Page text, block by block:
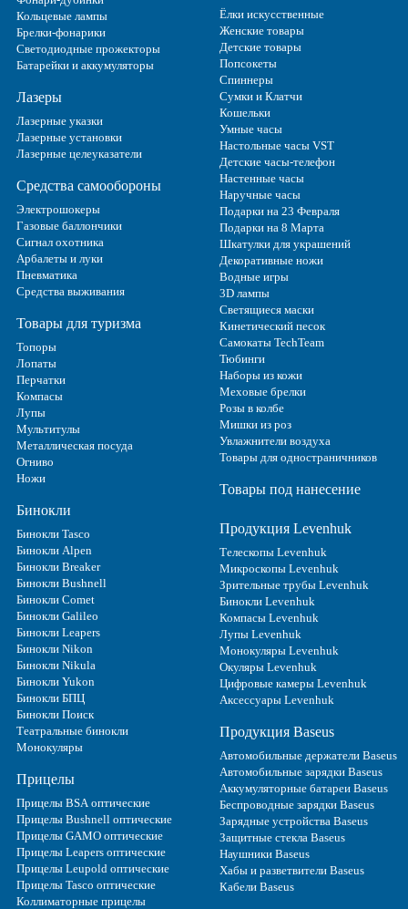
Кольцевые лампы
Брелки-фонарики
Светодиодные прожекторы
Батарейки и аккумуляторы
Лазеры
Лазерные указки
Лазерные установки
Лазерные целеуказатели
Средства самообороны
Электрошокеры
Газовые баллончики
Сигнал охотника
Арбалеты и луки
Пневматика
Средства выживания
Товары для туризма
Топоры
Лопаты
Перчатки
Компасы
Лупы
Мультитулы
Металлическая посуда
Огниво
Ножи
Бинокли
Бинокли Tasco
Бинокли Alpen
Бинокли Breaker
Бинокли Bushnell
Бинокли Comet
Бинокли Galileo
Бинокли Leapers
Бинокли Nikon
Бинокли Nikula
Бинокли Yukon
Бинокли БПЦ
Бинокли Поиск
Театральные бинокли
Монокуляры
Прицелы
Прицелы BSA оптические
Прицелы Bushnell оптические
Прицелы GAMO оптические
Прицелы Leapers оптические
Прицелы Leupold оптические
Прицелы Tasco оптические
Коллиматорные прицелы
Ёлки искусственные
Женские товары
Детские товары
Попсокеты
Спиннеры
Сумки и Клатчи
Кошельки
Умные часы
Настольные часы VST
Детские часы-телефон
Настенные часы
Наручные часы
Подарки на 23 Февраля
Подарки на 8 Марта
Шкатулки для украшений
Декоративные ножи
Водные игры
3D лампы
Светящиеся маски
Кинетический песок
Самокаты TechTeam
Тюбинги
Наборы из кожи
Меховые брелки
Розы в колбе
Мишки из роз
Увлажнители воздуха
Товары для одностраничников
Товары под нанесение
Продукция Levenhuk
Телескопы Levenhuk
Микроскопы Levenhuk
Зрительные трубы Levenhuk
Бинокли Levenhuk
Компасы Levenhuk
Лупы Levenhuk
Монокуляры Levenhuk
Окуляры Levenhuk
Цифровые камеры Levenhuk
Аксессуары Levenhuk
Продукция Baseus
Автомобильные держатели Baseus
Автомобильные зарядки Baseus
Аккумуляторные батареи Baseus
Беспроводные зарядки Baseus
Зарядные устройства Baseus
Защитные стекла Baseus
Наушники Baseus
Хабы и разветвители Baseus
Кабели Baseus